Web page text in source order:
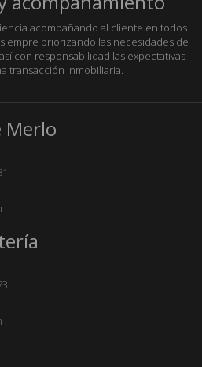
acompañando al cliente en todos
priorizando las necesidades de
con responsabilidad las expectativas
transacción inmobiliaria.
Merlo